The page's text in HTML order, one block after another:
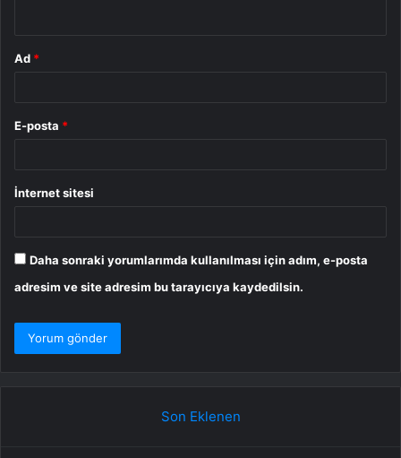
Ad *
E-posta *
İnternet sitesi
Daha sonraki yorumlarımda kullanılması için adım, e-posta
adresim ve site adresim bu tarayıcıya kaydedilsin.
Son Eklenen